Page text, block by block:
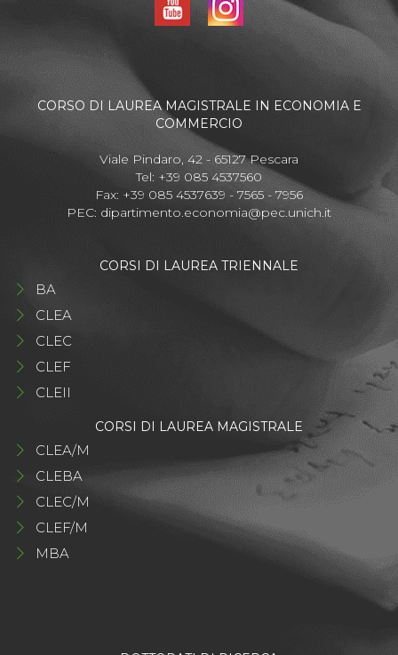
CORSO DI LAUREA MAGISTRALE IN ECONOMIA E
COMMERCIO
Viale Pindaro, 42 - 65127 Pescara
Tel: +39 085 4537560
Fax: +39 085 4537639 - 7565 - 7956
PEC: dipartimento.economia@pec.unich.it
CORSI DI LAUREA TRIENNALE
BA
CLEA
CLEC
CLEF
CLEII
CORSI DI LAUREA MAGISTRALE
CLEA/M
CLEBA
CLEC/M
CLEF/M
MBA